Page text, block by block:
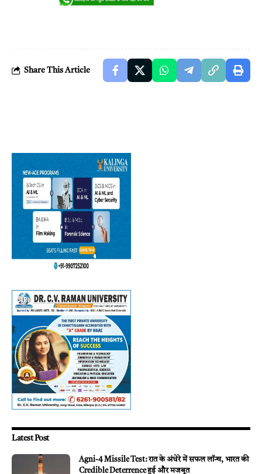
Share This Article
Latest Post
Agni-4 Missile Test: रात के अंधेरे में सफल लॉन्च, भारत की
Credible Deterrence हुई और मजबूत